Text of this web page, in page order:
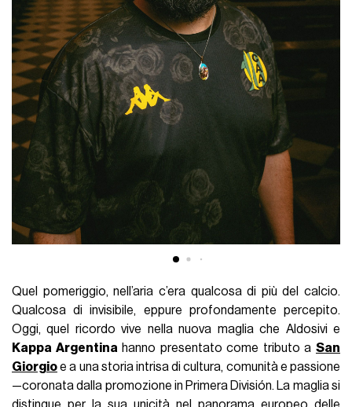
Quel pomeriggio, nell’aria c’era qualcosa di più del calcio.
Qualcosa di invisibile, eppure profondamente percepito.
Oggi, quel ricordo vive nella nuova maglia che Aldosivi e
Kappa Argentina hanno presentato come tributo a San
Giorgioe a una storia intrisa di cultura, comunità e passione
—coronata dalla promozione in Primera División. La maglia si
distingue per la sua unicità nel panorama europeo delle